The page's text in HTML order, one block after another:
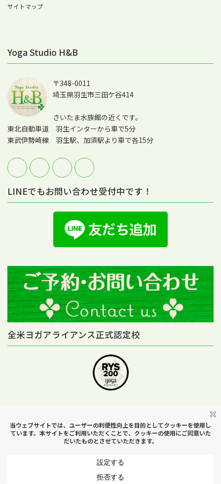
サイトマップ
Yoga Studio H&B
〒348-0011
埼玉県羽生市三田ケ谷414
さいたま水族館の近くです。
東北自動車道 羽生インターから車で5分
東武伊勢崎線 羽生駅、加須駅より車で各15分
LINEでもお問い合わせ受付中です！
全米ヨガアライアンス正式認定校